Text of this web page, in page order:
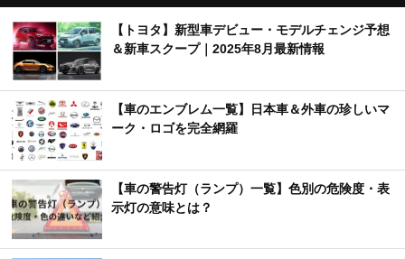
【トヨタ】新型車デビュー・モデルチェンジ予想
＆新車スクープ｜2025年8月最新情報
【車のエンブレム一覧】日本車＆外車の珍しいマ
ーク・ロゴを完全網羅
【車の警告灯（ランプ）一覧】色別の危険度・表
示灯の意味とは？